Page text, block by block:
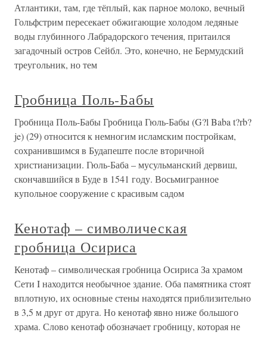
Атлантики, там, где тёплый, как парное молоко, вечный
Гольфстрим пересекает обжигающие холодом ледяные
воды глубинного Лабрадорского течения, притаился
загадочный остров Сейбл. Это, конечно, не Бермудский
треугольник, но тем
Гробница Поль-Бабы
Гробница Поль-Бабы Гробница Гюль-Бабы (G?l Baba t?rb?
je) (29) относится к немногим исламским постройкам,
сохранившимся в Будапеште после вторичной
христианизации. Гюль-Баба – мусульманский дервиш,
скончавшийся в Буде в 1541 году. Восьмигранное
купольное сооружение с красивым садом
Кенотаф – символическая
гробница Осириса
Кенотаф – символическая гробница Осириса За храмом
Сети I находится необычное здание. Оба памятника стоят
вплотную, их основные стены находятся приблизительно
в 3,5 м друг от друга. Но кенотаф явно ниже большого
храма. Слово кенотаф обозначает гробницу, которая не